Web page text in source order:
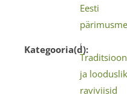
Kategooria(d):
Eesti
,
ja
raviviisid